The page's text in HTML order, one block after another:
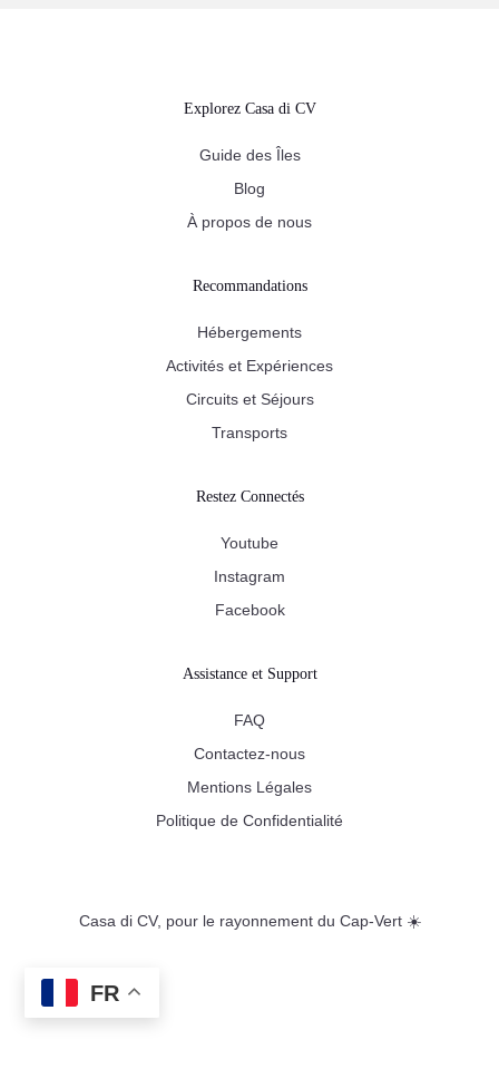
Explorez Casa di CV
Guide des Îles
Blog
À propos de nous
Recommandations
Hébergements
Activités et Expériences
Circuits et Séjours
Transports
Restez Connectés
Youtube
Instagram
Facebook
Assistance et Support
FAQ
Contactez-nous
Mentions Légales
Politique de Confidentialité
Casa di CV, pour le rayonnement du Cap-Vert ☀️
FR